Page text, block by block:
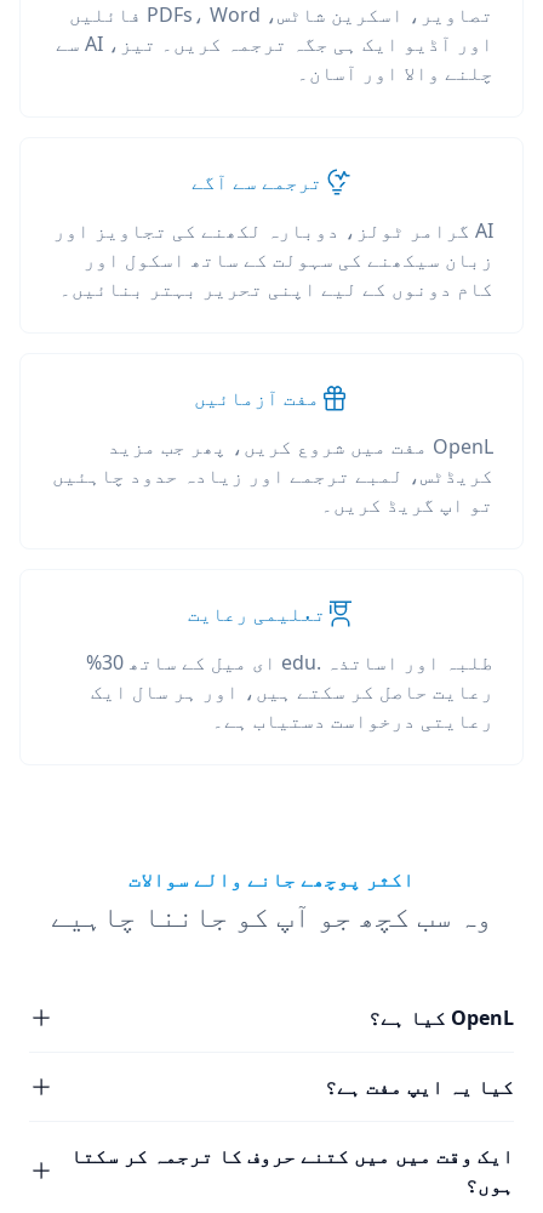
تصاویر، اسکرین شاٹس، PDFs، Word فائلیں
اور آڈیو ایک ہی جگہ ترجمہ کریں۔ تیز، AI سے
چلنے والا اور آسان۔
ترجمے سے آگے
AI گرامر ٹولز، دوبارہ لکھنے کی تجاویز اور
زبان سیکھنے کی سہولت کے ساتھ اسکول اور
کام دونوں کے لیے اپنی تحریر بہتر بنائیں۔
مفت آزمائیں
OpenL مفت میں شروع کریں، پھر جب مزید
کریڈٹس، لمبے ترجمے اور زیادہ حدود چاہئیں
تو اپ گریڈ کریں۔
تعلیمی رعایت
طلبہ اور اساتذہ .edu ای میل کے ساتھ 30%
رعایت حاصل کر سکتے ہیں، اور ہر سال ایک
رعایتی درخواست دستیاب ہے۔
اکثر پوچھے جانے والے سوالات
وہ سب کچھ جو آپ کو جاننا چاہیے
OpenL کیا ہے؟
کیا یہ ایپ مفت ہے؟
ایک وقت میں میں کتنے حروف کا ترجمہ کر سکتا
ہوں؟